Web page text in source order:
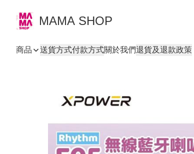
MAMA SHOP
商品 送貨方式付款方式關於我們退貨及退款政策